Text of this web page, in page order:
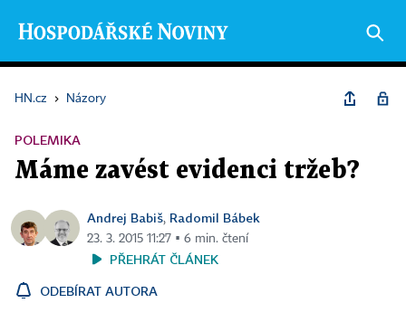
HN.cz › Názory
POLEMIKA
Máme zavést evidenci tržeb?
Andrej Babiš, Radomil Bábek
23. 3. 2015 11:27 ▪ 6 min. čtení
PŘEHRÁT ČLÁNEK
ODEBÍRAT AUTORA